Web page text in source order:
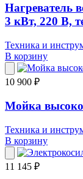
Нагреватель
3 кВт, 220 В,
Техника и
В корзину
10 900 ₽
Мойка
Техника и
В корзину
11 145 ₽